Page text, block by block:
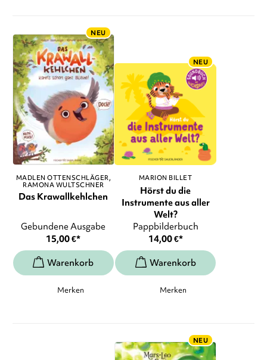
NEU
MADLEN OTTENSCHLÄGER
RAMONA WULTSCHNER
Das Krawallkehlchen
Gebundene Ausgabe
15,00€*
Merken
NEU
MARION BILLET
Hörst du die
Instrumente aus aller
Welt?
Pappbilderbuch
14,00€*
Merken
NEU